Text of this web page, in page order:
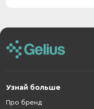
Узнай больше
Про бренд